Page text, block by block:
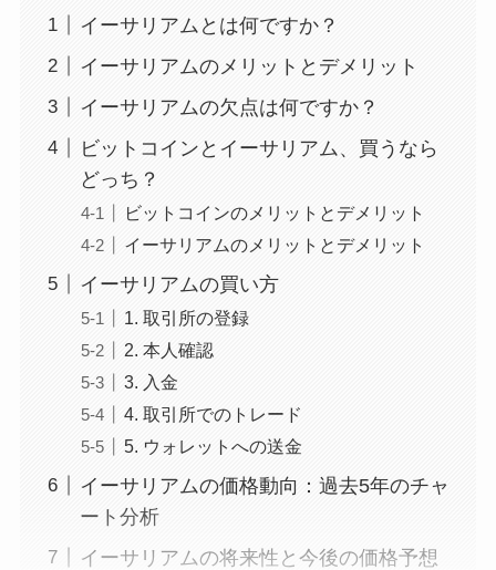
イーサリアムとは何ですか？
イーサリアムのメリットとデメリット
イーサリアムの欠点は何ですか？
ビットコインとイーサリアム、買うなら
どっち？
ビットコインのメリットとデメリット
イーサリアムのメリットとデメリット
イーサリアムの買い方
1. 取引所の登録
2. 本人確認
3. 入金
4. 取引所でのトレード
5. ウォレットへの送金
イーサリアムの価格動向：過去5年のチャ
ート分析
イーサリアムの将来性と今後の価格予想